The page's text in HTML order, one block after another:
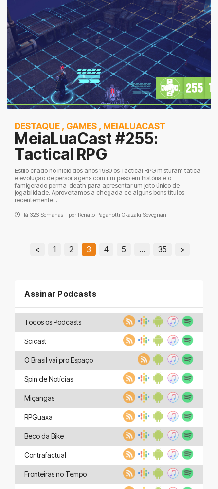
DESTAQUE , GAMES , MEIALUACAST
MeiaLuaCast #255:
Tactical RPG
Estilo criado no início dos anos 1980 os Tactical RPG misturam tática
e evolução de personagens com um peso em história e o
famigerado perma-death para apresentar um jeito único de
jogabilidade. Aproveitamos a chegada de alguns bons títulos
recentemente...
Há 326 Semanas - por Renato Paganotti Okazaki Sevegnani
< 1 2 3 4 5 … 35 >
Assinar Podcasts
Todos os Podcasts
Scicast
O Brasil vai pro Espaço
Spin de Notícias
Miçangas
RPGuaxa
Beco da Bike
Contrafactual
Fronteiras no Tempo